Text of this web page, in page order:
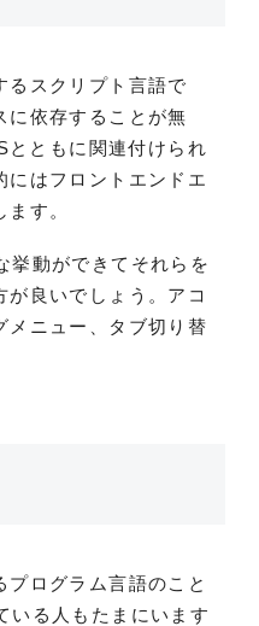
るスクリプト言語で
に依存することが無
とともに関連付けられ
にはフロントエンドエ
す。
動ができてそれらを
良いでしょう。アコ
メニュー、タブ切り替
ログラム言語のこと
る人もたまにいます